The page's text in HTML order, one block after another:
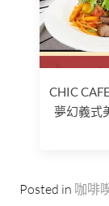
CHIC
夢幻義式
Posted in 咖啡